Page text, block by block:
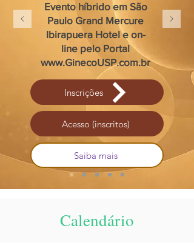
Evento híbrido em São
Paulo Grand Mercure
Ibirapuera Hotel e on-
line pelo Portal
www.GinecoUSP.com.br
Inscrições
Acesso (inscritos)
Saiba mais
Calendário